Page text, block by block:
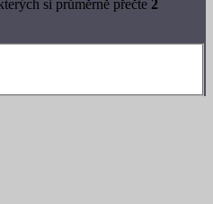
si průměrně přečte 2